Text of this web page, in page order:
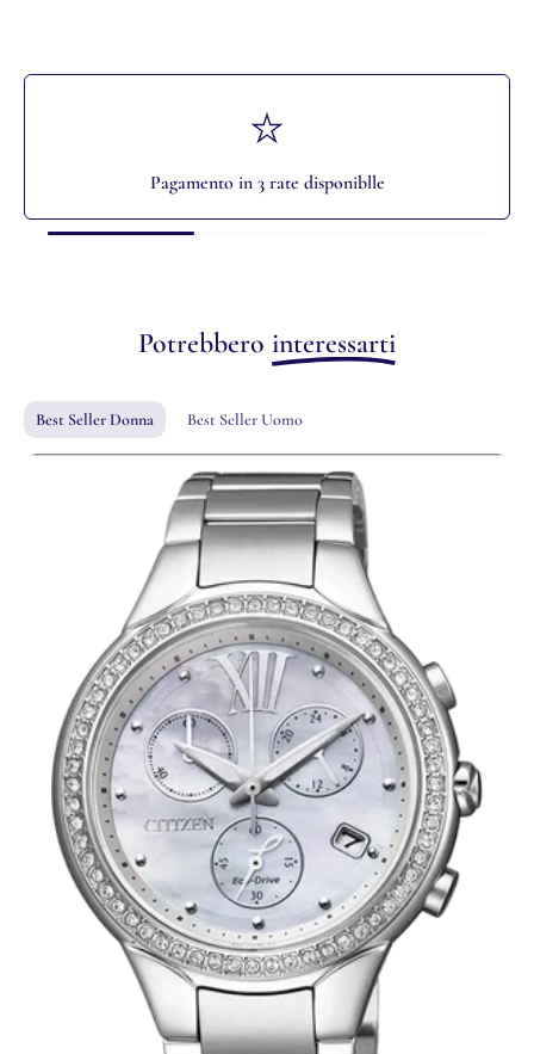
Pagamento in 3 rate disponiblle
Potrebbero interessarti
Best Seller Donna Best Seller Uomo